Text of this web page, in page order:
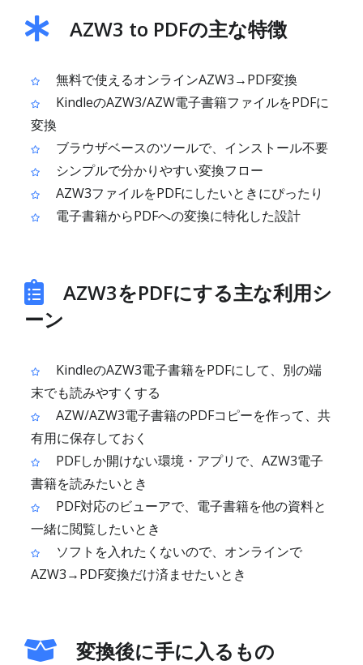
AZW3 to PDFの主な特徴
無料で使えるオンラインAZW3→PDF変換
KindleのAZW3/AZW電子書籍ファイルをPDFに
変換
ブラウザベースのツールで、インストール不要
シンプルで分かりやすい変換フロー
AZW3ファイルをPDFにしたいときにぴったり
電子書籍からPDFへの変換に特化した設計
AZW3をPDFにする主な利用シ
ーン
KindleのAZW3電子書籍をPDFにして、別の端
末でも読みやすくする
AZW/AZW3電子書籍のPDFコピーを作って、共
有用に保存しておく
PDFしか開けない環境・アプリで、AZW3電子
書籍を読みたいとき
PDF対応のビューアで、電子書籍を他の資料と
一緒に閲覧したいとき
ソフトを入れたくないので、オンラインで
AZW3→PDF変換だけ済ませたいとき
変換後に手に入るもの